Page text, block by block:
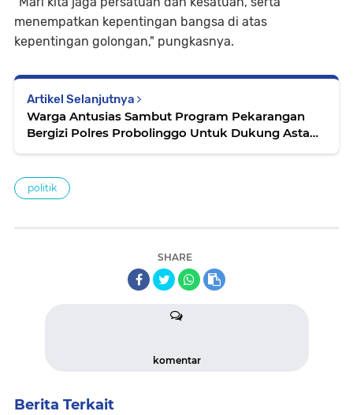
menempatkan kepentingan bangsa di atas
kepentingan golongan," pungkasnya.
Artikel Selanjutnya
Warga Antusias Sambut Program Pekarangan
Bergizi Polres Probolinggo Untuk Dukung Asta
politik
SHARE
komentar
Berita Terkait